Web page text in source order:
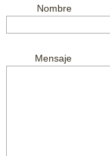
Nombre
Mensaje